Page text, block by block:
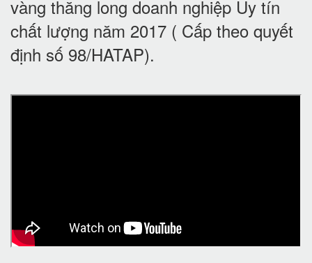
vàng thăng long doanh nghiệp Uy tín
chất lượng năm 2017 ( Cấp theo quyết
định số 98/HATAP).